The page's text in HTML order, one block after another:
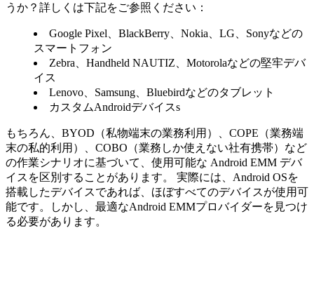
うか？詳しくは下記をご参照ください：
Google Pixel、BlackBerry、Nokia、LG、Sonyなどの
スマートフォン
Zebra、Handheld NAUTIZ、Motorolaなどの堅牢デバ
イス
Lenovo、Samsung、Bluebirdなどのタブレット
カスタムAndroidデバイスs
もちろん、BYOD（私物端末の業務利用）、COPE（業務端
末の私的利用）、COBO（業務しか使えない社有携帯）など
の作業シナリオに基づいて、使用可能な Android EMM デバ
イスを区別することがあります。 実際には、Android OSを
搭載したデバイスであれば、ほぼすべてのデバイスが使用可
能です。しかし、最適なAndroid EMMプロバイダーを見つけ
る必要があります。